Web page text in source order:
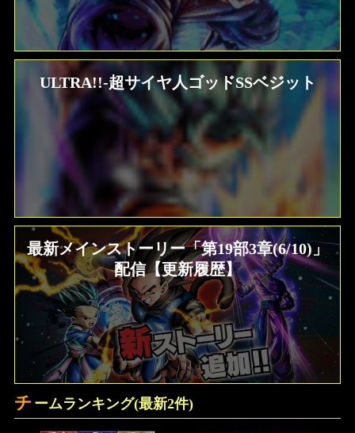
ULTRA!!-超サイヤ人ゴッドSSベジット
最新メインストーリー「第19部3章(6/10)」
配信【更新履歴】
チ ームランキング(最新2件)